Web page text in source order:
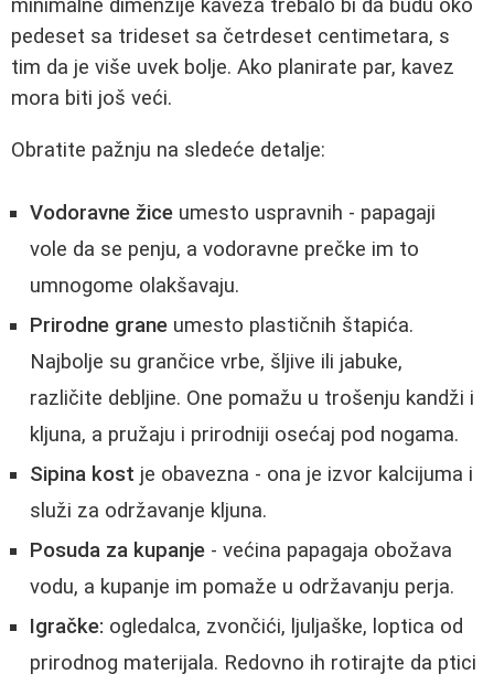
minimalne dimenzije kaveza trebalo bi da budu oko
pedeset sa trideset sa četrdeset centimetara, s
tim da je više uvek bolje. Ako planirate par, kavez
mora biti još veći.
Obratite pažnju na sledeće detalje:
Vodoravne žice umesto uspravnih - papagaji
vole da se penju, a vodoravne prečke im to
umnogome olakšavaju.
Prirodne grane umesto plastičnih štapića.
Najbolje su grančice vrbe, šljive ili jabuke,
različite debljine. One pomažu u trošenju kandži i
kljuna, a pružaju i prirodniji osećaj pod nogama.
Sipina kost je obavezna - ona je izvor kalcijuma i
služi za održavanje kljuna.
Posuda za kupanje - većina papagaja obožava
vodu, a kupanje im pomaže u održavanju perja.
Igračke: ogledalca, zvončići, ljuljaške, loptica od
prirodnog materijala. Redovno ih rotirajte da ptici